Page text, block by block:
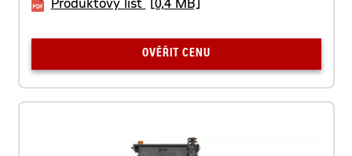
Produktový list [0,4 MB]
OVĚŘIT CENU